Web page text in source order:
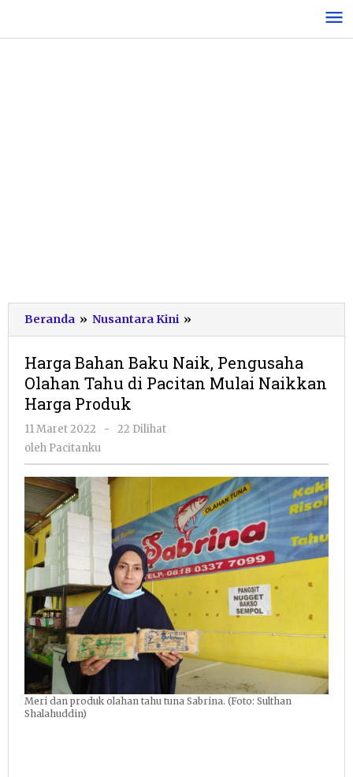
konten
Beranda » Nusantara Kini »
Bahan
Naik,
Pengusaha
Mulai
Naikkan
Harga
Produk
Harga Bahan Baku Naik, Pengusaha
Olahan Tahu di Pacitan Mulai Naikkan
Harga Produk
11 Maret 2022
oleh
-
22 Dilihat
oleh Pacitanku
Meri dan produk olahan tahu tuna Sabrina. (Foto: Sulthan
Shalahuddin)